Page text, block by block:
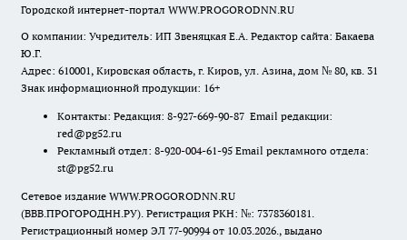
Городской интернет-портал WWW.PROGORODNN.RU
О компании: Учредитель: ИП Звеняцкая Е.А. Редактор сайта: Бакаева
Ю.Г.
Адрес: 610001, Кировская область, г. Киров, ул. Азина, дом № 80, кв. 31
Знак информационной продукции: 16+
Контакты: Редакция: 8-927-669-90-87 Email редакции:
red@pg52.ru
Рекламный отдел: 8-920-004-61-95 Email рекламного отдела:
st@pg52.ru
Сетевое издание WWW.PROGORODNN.RU
(ВВВ.ПРОГОРОДНН.РУ). Регистрация РКН: №: 7378360181.
Регистрационный номер ЭЛ 77-90994 от 10.03.2026., выдано